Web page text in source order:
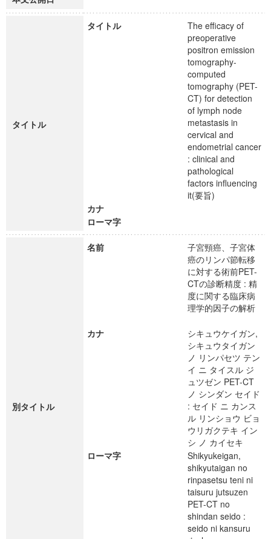
タイトル
タイトル
The efficacy of
preoperative
positron emission
tomography-
computed
tomography (PET-
CT) for detection
of lymph node
metastasis in
cervical and
endometrial cancer
: clinical and
pathological
factors influencing
it(要旨)
カナ
ローマ字
別タイトル
名前
子宮頸癌、子宮体
癌のリンパ節転移
に対する術前PET-
CTの診断精度 : 精
度に関する臨床病
理学的因子の解析
カナ
シキュウケイガン,
シキュウタイガン
ノ リンパセツ テン
イ ニ タイスル ジ
ュツゼン PET-CT
ノ シンダン セイド
: セイド ニ カンス
ル リンショウ ビョ
ウリガクテキ イン
シ ノ カイセキ
ローマ字
Shikyukeigan,
shikyutaigan no
rinpasetsu teni ni
taisuru jutsuzen
PET-CT no
shindan seido :
seido ni kansuru